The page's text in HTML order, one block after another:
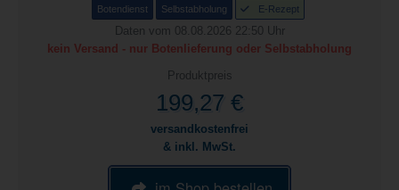
Botendienst Selbstabholung E-Rezept
Daten vom 08.08.2026 22:50 Uhr
kein Versand - nur Botenlieferung oder Selbstabholung
Produktpreis
199,27 €
versandkostenfrei
& inkl. MwSt.